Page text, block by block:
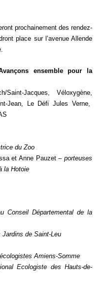
prochainement des rendez-
place sur l’avenue Allende
ensemble pour la
Jacques, Véloxygène,
Jean, Le Défi Jules Verne,
du Zoo
et Anne Pauzet – porteuses
la Hotoie
Conseil Départemental de la
de Saint-Leu
Amiens-Somme
Ecologiste des Hauts-de-